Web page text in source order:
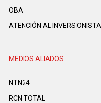
OBA
ATENCIÓN AL INVERSIONISTA
MEDIOS ALIADOS
NTN24
RCN TOTAL